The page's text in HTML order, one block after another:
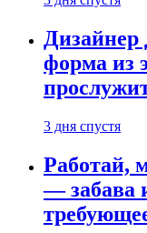
форма из
3 дня спустя
Работай,
— забава